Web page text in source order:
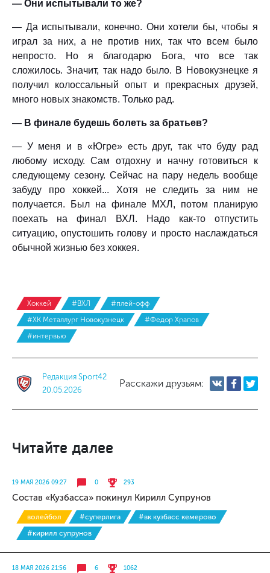
— Они испытывали то же?
— Да испытывали, конечно. Они хотели бы, чтобы я
играл за них, а не против них, так что всем было
непросто. Но я благодарю Бога, что все так
сложилось. Значит, так надо было. В Новокузнецке я
получил колоссальный опыт и прекрасных друзей,
много новых знакомств. Только рад.
— В финале будешь болеть за братьев?
— У меня и в «Югре» есть друг, так что буду рад
любому исходу. Сам отдохну и начну готовиться к
следующему сезону. Сейчас на пару недель вообще
забуду про хоккей... Хотя не следить за ним не
получается. Был на финале МХЛ, потом планирую
поехать на финал ВХЛ. Надо как-то отпустить
ситуацию, опустошить голову и просто наслаждаться
обычной жизнью без хоккея.
Хоккей #ВХЛ
#плей-офф
#ХК Металлург Новокузнецк
#Федор Храпов
#интервью
Редакция Sport42
20.05.2026
Расскажи друзьям:
Читайте далее
19 МАЯ 2026 09:27 0 293
Состав «Кузбасса» покинул Кирилл Супрунов
волейбол #суперлига
#вк кузбасс кемерово
#кирилл супрунов
18 МАЯ 2026 21:56 6 1062